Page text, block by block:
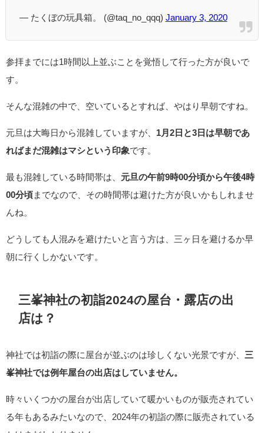
— たくぼの玩具箱。 (@taq_no_qqq) January 3, 2020
参拝までには1時間以上並ぶことを覚悟して行った方が良いで
す。
そんな混雑の中で、空いているとすれば、やはり早朝ですね。
元旦は大晦日から混雑していますが、 1月2日と3日は早朝であ
ればまだ混雑はマシという印象です。
最も混雑している時間帯は、 元旦の午前9時00分頃から午後4時
00分頃 までなので、その時間帯は避けた方が良いかもしれませ
んね。
どうしても人混みを避けたいと言う方は、三ヶ日を避けるか早
朝に行くしかないです。
三峯神社の初詣2024の屋台・露店の出
店は？
神社では初詣の際に屋台が並ぶのは珍しくない光景ですが、 三
峯神社では例年屋台の出店はしていません。
時々いくつかの屋台が出店していて暖かいものが販売されてい
る年もあるみたいなので、2024年の初詣の際に販売されている